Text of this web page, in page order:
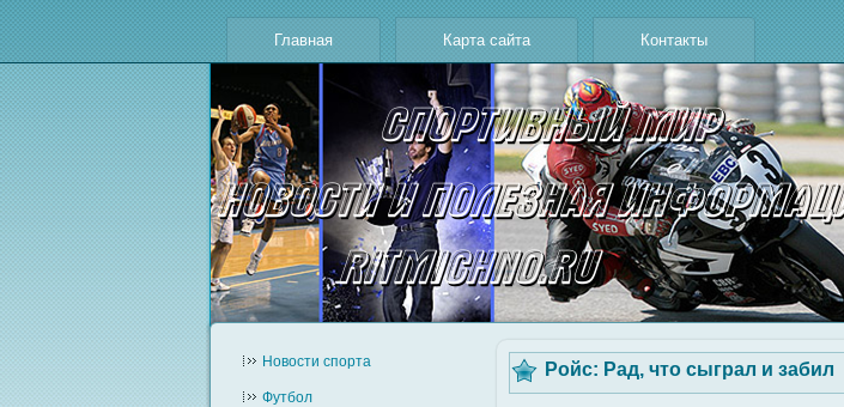
Главная Карта сайта Контакты
Новости cпорта
Футбол
Ройс: Рад, что сыграл и забил